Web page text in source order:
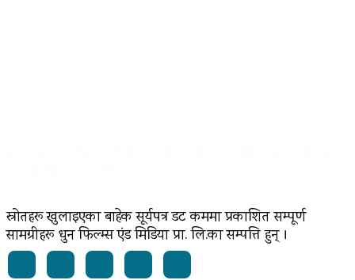
स्रोतहरू खुलाइएका बाहेक सूर्यपत्र डट कममा प्रकाशित सम्पूर्ण
सामग्रीहरू धुन फिल्म्स एंड मिडिया प्रा. लि.का सम्पत्ति हुन् ।